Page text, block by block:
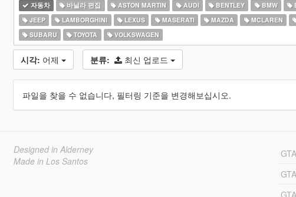
자동차 바닐라 편집 ASTON MARTIN AUDI BENTLEY BMW
JEEP
LAMBORGHINI LEXUS MASERATI MAZDA MCLAREN
SUBARU
TOYOTA VOLKSWAGEN
시각: 어제 분류: 최신 업로드
파일을 찾을 수 없습니다, 필터링 기준을 변경해보십시오.
Designed in Alderney
Made in Los Santos